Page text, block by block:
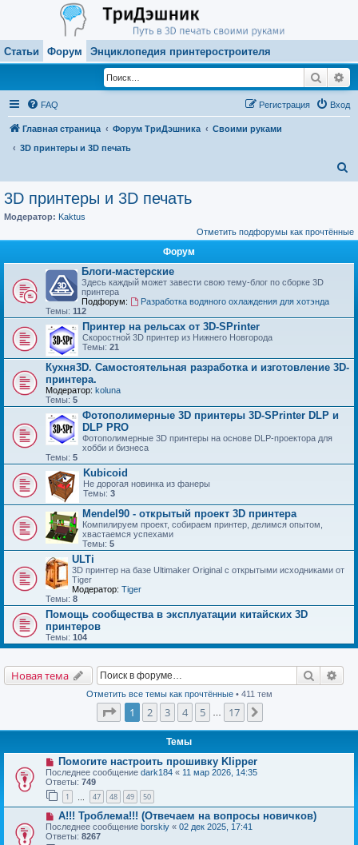
Статьи Форум Энциклопедия принтеростроителя
Поиск
FAQ Вход
Регистрация
Главная страница Форум ТриДэшника
Своими руками
3D принтеры и 3D печать
к
3D принтеры и 3D печать
Модератор: Kaktus
Отметить подфорумы как прочтённые
Форум
Блоги-мастерские
Здесь каждый может завести свою тему-блог по сборке 3D
принтера
Подфорум:
Разработка водяного охлаждения для хотэнда
Темы: 112
Принтер на рельсах от 3D-SPrinter
Скоростной 3D принтер из Нижнего Новгорода
Темы: 21
Кухня3D. Самостоятельная разработка и изготовление 3D-
принтера.
Модератор: koluna
Темы: 5
Фотополимерные 3D принтеры 3D-SPrinter DLP и
DLP PRO
Фотополимерные 3D принтеры на основе DLP-проектора для
хобби и бизнеса
Темы: 5
Kubicoid
Не дорогая новинка из фанеры
Темы: 3
Mendel90 - открытый проект 3D принтера
Компилируем проект, собираем принтер, делимся опытом,
хвастаемся успехами
Темы: 5
ULTi
3D принтер на базе Ultimaker Original с открытыми исходниками от
Tiger
Модератор: Tiger
Темы: 8
Помощь сообщества в эксплуатации китайских 3D
принтеров
Темы: 104
Новая тема Поиск
Отметить все темы как прочтённые• 411 тем
Страница1 из
1 2 3 4 5 17
Темы
Помогите настроить прошивку Klipper
Последнее сообщение dark184 « 11 мар 2026, 14:35
Ответы: 749
1 47 48 49 50
А!!! Троблема!!! (Отвечаем на вопросы новичков)
Последнее сообщение borskiy « 02 дек 2025, 17:41
Ответы: 8267